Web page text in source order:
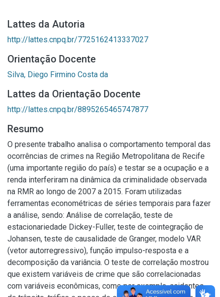
Lattes da Autoria
http://lattes.cnpq.br/7725162413337027
Orientação Docente
Silva, Diego Firmino Costa da
Lattes da Orientação Docente
http://lattes.cnpq.br/8895265465747877
Resumo
O presente trabalho analisa o comportamento temporal das
ocorrências de crimes na Região Metropolitana de Recife
(uma importante região do país) e testar se a ocupação e a
renda interferiram na dinâmica da criminalidade observada
na RMR ao longo de 2007 a 2015. Foram utilizadas
ferramentas econométricas de séries temporais para fazer
a análise, sendo: Análise de correlação, teste de
estacionariedade Dickey-Fuller, teste de cointegração de
Johansen, teste de causalidade de Granger, modelo VAR
(vetor autorregressivo), função impulso-resposta e a
decomposição da variância. O teste de correlação mostrou
que existem variáveis de crime que são correlacionadas
com variáveis econômicas, como por exemplo, acidentes